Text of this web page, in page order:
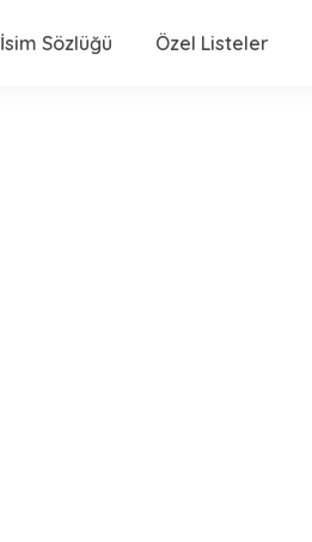
İsim Sözlüğü Özel Listeler